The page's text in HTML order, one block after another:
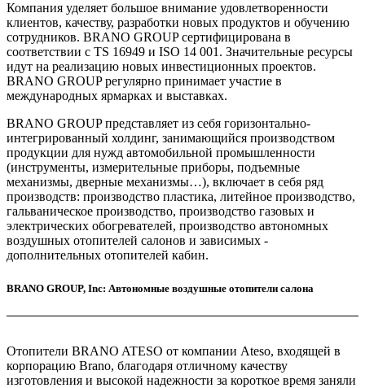
Компания уделяет большое внимание удовлетворенности
клиентов, качеству, разработки новых продуктов и обучению
сотрудников. BRANO GROUP сертифицирована в
соответствии с TS 16949 и ISO 14 001. Значительные ресурсы
идут на реализацию новых инвестиционных проектов.
BRANO GROUP регулярно принимает участие в
международных ярмарках и выставках.
BRANO GROUP представляет из себя горизонтально-
интегрированный холдинг, занимающийся производством
продукции для нужд автомобильной промышленности
(инструменты, измерительные приборы, подъемные
механизмы, дверные механизмы…), включает в себя ряд
производств: производство пластика, литейное производство,
гальваническое производство, производство газовых и
электрических обогревателей, производство автономных
воздушных отопителей салонов и зависимых -
дополнительных отопителей кабин.
BRANO GROUP, Inc: Автономные воздушные отопители салона
Отопители BRANO ATESO от компании Ateso, входящей в
корпорацию Brano, благодаря отличному качеству
изготовления и высокой надежности за короткое время заняли